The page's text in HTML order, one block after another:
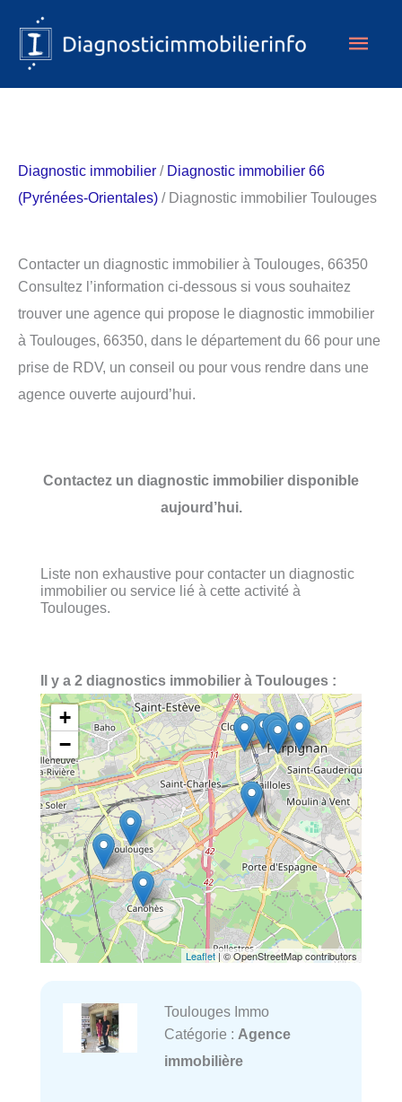
contenu
Diagnostic immobilier / Diagnostic immobilier 66
(Pyrénées-Orientales) / Diagnostic immobilier Toulouges
Contacter un diagnostic immobilier à Toulouges, 66350
Consultez l’information ci-dessous si vous souhaitez
trouver une agence qui propose le diagnostic immobilier
à Toulouges, 66350, dans le département du 66 pour une
prise de RDV, un conseil ou pour vous rendre dans une
agence ouverte aujourd’hui.
Contactez un diagnostic immobilier disponible
aujourd’hui.
Liste non exhaustive pour contacter un diagnostic
immobilier ou service lié à cette activité à
Toulouges.
Il y a 2 diagnostics immobilier à Toulouges :
+
−
Leaflet | © OpenStreetMap contributors
Toulouges Immo
Catégorie : Agence
immobilière